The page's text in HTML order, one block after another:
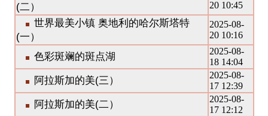
(二）
20 10:45
世界最美小镇 奥地利的哈尔斯塔特
(一）
2025-08-
20 10:16
色彩斑斓的斑点湖
2025-08-
18 14:04
阿拉斯加的美(三）
2025-08-
17 12:39
阿拉斯加的美(二）
2025-08-
17 12:12